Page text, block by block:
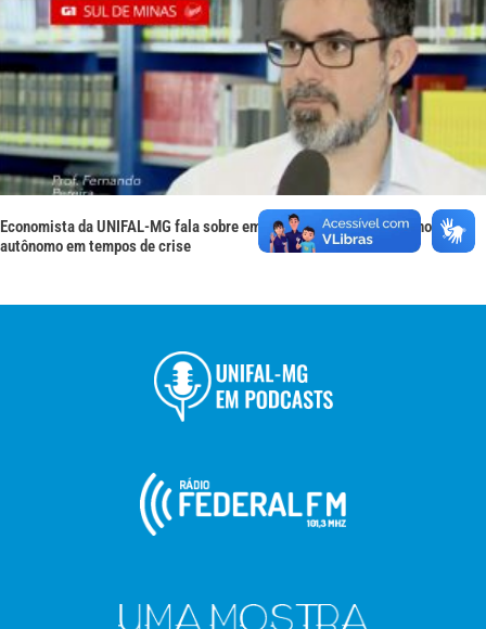
Economista da UNIFAL-MG fala sobre empreendedorismo e trabalho
autônomo em tempos de crise